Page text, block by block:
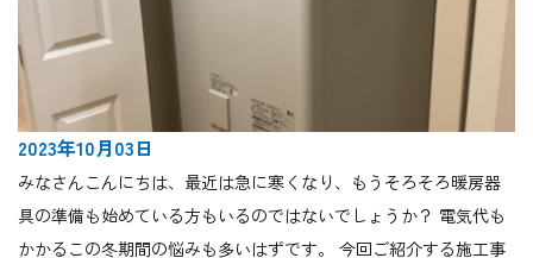
2023年10月03日
みなさんこんにちは、最近は急に寒くなり、もうそろそろ暖房器
具の準備も始めている方もいるのではないでしょうか？ 電気代も
かかるこの冬期間の悩みも多いはずです。 今回ご紹介する施工事